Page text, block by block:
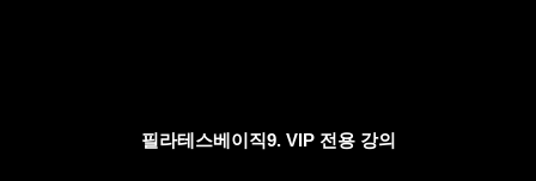
필라테스베이직9. VIP 전용 강의